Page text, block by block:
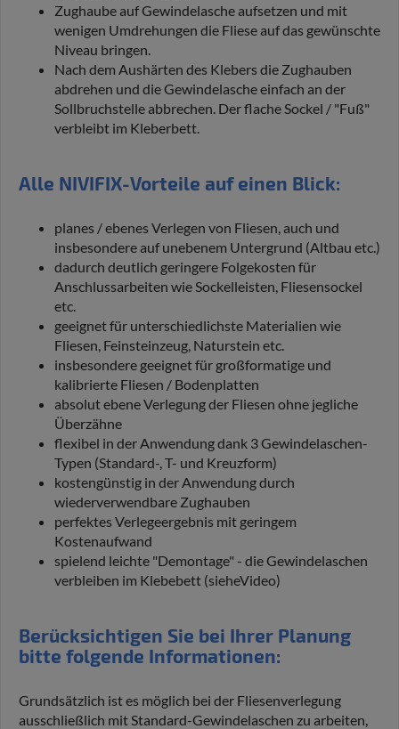
Zughaube auf Gewindelasche aufsetzen und mit
wenigen Umdrehungen die Fliese auf das gewünschte
Niveau bringen.
Nach dem Aushärten des Klebers die Zughauben
abdrehen und die Gewindelasche einfach an der
Sollbruchstelle abbrechen. Der flache Sockel / "Fuß"
verbleibt im Kleberbett.
Alle NIVIFIX-Vorteile auf einen Blick:
planes / ebenes Verlegen von Fliesen, auch und
insbesondere auf unebenem Untergrund (Altbau etc.)
dadurch deutlich geringere Folgekosten für
Anschlussarbeiten wie Sockelleisten, Fliesensockel
etc.
geeignet für unterschiedlichste Materialien wie
Fliesen, Feinsteinzeug, Naturstein etc.
insbesondere geeignet für großformatige und
kalibrierte Fliesen / Bodenplatten
absolut ebene Verlegung der Fliesen ohne jegliche
Überzähne
flexibel in der Anwendung dank 3 Gewindelaschen-
Typen (Standard-, T- und Kreuzform)
kostengünstig in der Anwendung durch
wiederverwendbare Zughauben
perfektes Verlegeergebnis mit geringem
Kostenaufwand
spielend leichte "Demontage" - die Gewindelaschen
verbleiben im Klebebett (sieheVideo)
Berücksichtigen Sie bei Ihrer Planung
bitte folgende Informationen:
Grundsätzlich ist es möglich bei der Fliesenverlegung
ausschließlich mit Standard-Gewindelaschen zu arbeiten,